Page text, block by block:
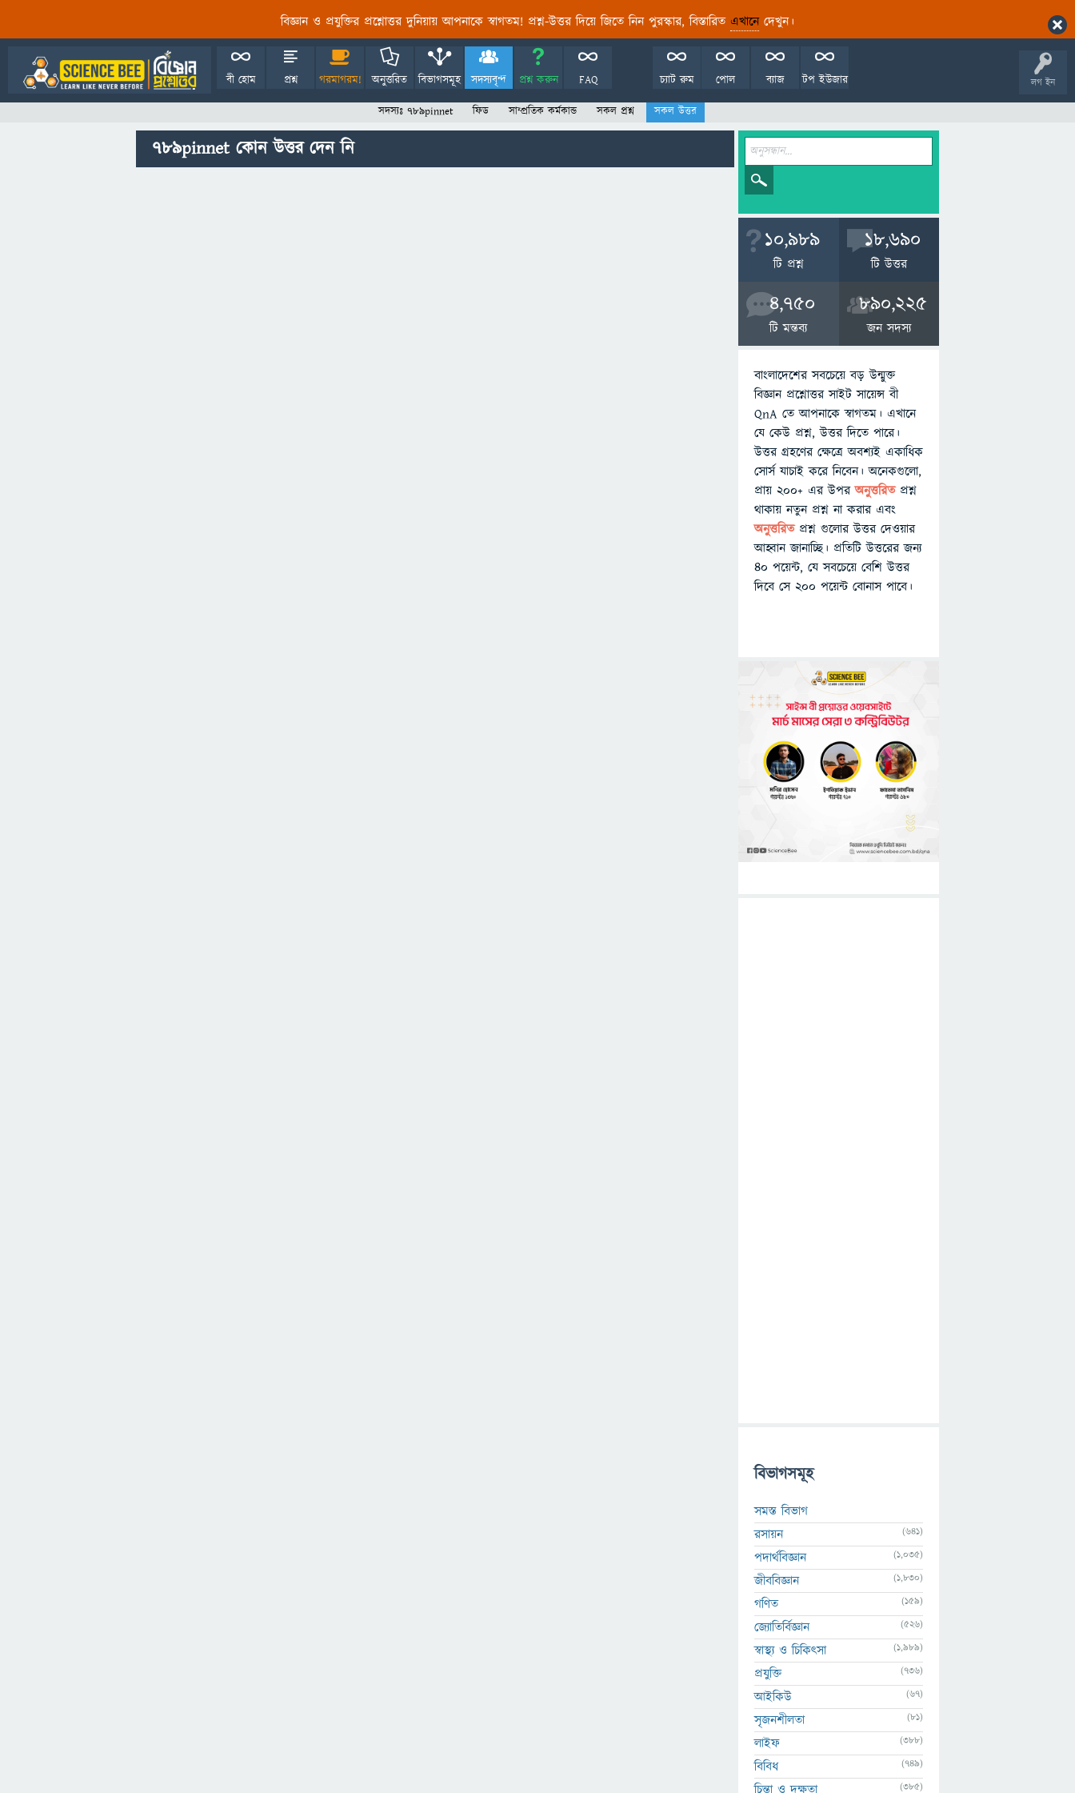
বিজ্ঞান ও প্রযুক্তির প্রশ্নোত্তর দুনিয়ায় আপনাকে স্বাগতম! প্রশ্ন-উত্তর দিয়ে জিতে নিন পুরস্কার, বিস্তারিত এখানেদেখুন।
লগ ইন
বী হোম প্রশ্ন গরমাগরম! অনুত্তরিত বিভাগসমূহ সদস্যবৃন্দ প্রশ্ন করুন FAQ টপ ইউজার
ব্যাজ
পোল
চ্যাট রুম
সদস্যঃ 789pinnet ফিড সাম্প্রতিক কর্মকান্ড সকল প্রশ্ন সকল উত্তর
789pinnet কোন উত্তর দেন নি
10,989
টি প্রশ্ন
18,690
টি উত্তর
4,750
টি মন্তব্য
890,225
জন সদস্য
বাংলাদেশের সবচেয়ে বড় উন্মুক্ত
বিজ্ঞান প্রশ্নোত্তর সাইট সায়েন্স বী
QnA তে আপনাকে স্বাগতম। এখানে
যে কেউ প্রশ্ন, উত্তর দিতে পারে।
উত্তর গ্রহণের ক্ষেত্রে অবশ্যই একাধিক
সোর্স যাচাই করে নিবেন। অনেকগুলো,
প্রায় ২০০+ এর উপরঅনুত্তরিতপ্রশ্ন
থাকায় নতুন প্রশ্ন না করার এবং
অনুত্তরিত প্রশ্ন গুলোর উত্তর দেওয়ার
আহ্বান জানাচ্ছি। প্রতিটি উত্তরের জন্য
৪০ পয়েন্ট, যে সবচেয়ে বেশি উত্তর
দিবে সে ২০০ পয়েন্ট বোনাস পাবে।
বিভাগসমূহ
সমস্ত বিভাগ
রসায়ন
(641)
পদার্থবিজ্ঞান (1,035)
জীববিজ্ঞান (1,830)
গণিত (159)
জ্যোতির্বিজ্ঞান (526)
স্বাস্থ্য ও চিকিৎসা (1,989)
প্রযুক্তি (736)
আইকিউ (67)
সৃজনশীলতা (81)
লাইফ (388)
বিবিধ (749)
চিন্তা ও দক্ষতা (385)